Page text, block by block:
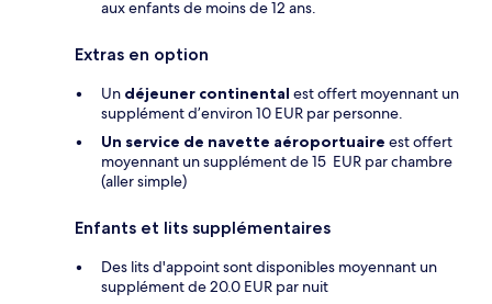
aux enfants de moins de 12 ans.
Extras en option
Un déjeuner continental est offert moyennant un
supplément d’environ 10 EUR par personne.
Un service de navette aéroportuaire est offert
moyennant un supplément de 15 EUR par chambre
(aller simple)
Enfants et lits supplémentaires
Des lits d'appoint sont disponibles moyennant un
supplément de 20.0 EUR par nuit